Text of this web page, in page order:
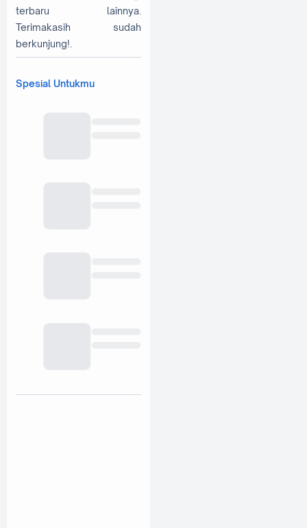
terbaru lainnya.
Terimakasih sudah
berkunjung!.
Spesial Untukmu